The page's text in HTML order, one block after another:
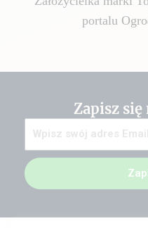
portalu
Zapisz